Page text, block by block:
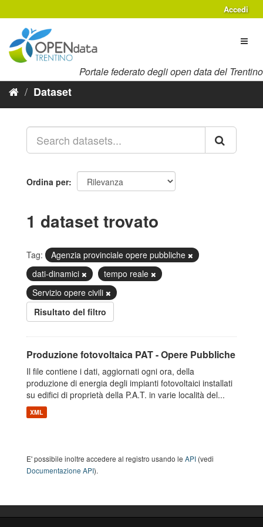
al
contenuto
Accedi
Portale federato degli open data del Trentino
Dataset
Ordina per
1 dataset trovato
Tag:
Agenzia provinciale opere pubbliche
dati-dinamici
tempo reale
Servizio opere civili
Risultato del filtro
Produzione fotovoltaica PAT - Opere Pubbliche
Il file contiene i dati, aggiornati ogni ora, della
produzione di energia degli impianti fotovoltaici installati
su edifici di proprietà della P.A.T. in varie località del...
XML
E' possibile inoltre accedere al registro usando le API (vedi
Documentazione API).